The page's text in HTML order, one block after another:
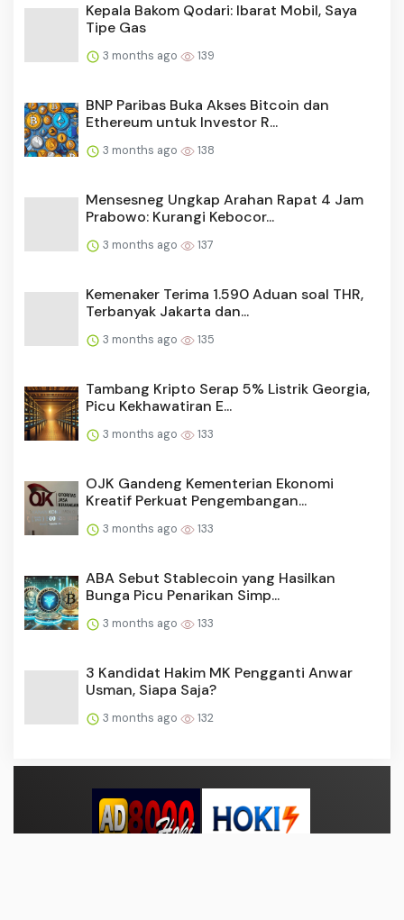
Kepala Bakom Qodari: Ibarat Mobil, Saya
Tipe Gas
3 months ago 139
BNP Paribas Buka Akses Bitcoin dan
Ethereum untuk Investor R...
3 months ago 138
Mensesneg Ungkap Arahan Rapat 4 Jam
Prabowo: Kurangi Kebocor...
3 months ago 137
Kemenaker Terima 1.590 Aduan soal THR,
Terbanyak Jakarta dan...
3 months ago 135
Tambang Kripto Serap 5% Listrik Georgia,
Picu Kekhawatiran E...
3 months ago 133
OJK Gandeng Kementerian Ekonomi
Kreatif Perkuat Pengembangan...
3 months ago 133
ABA Sebut Stablecoin yang Hasilkan
Bunga Picu Penarikan Simp...
3 months ago 133
3 Kandidat Hakim MK Pengganti Anwar
Usman, Siapa Saja?
3 months ago 132